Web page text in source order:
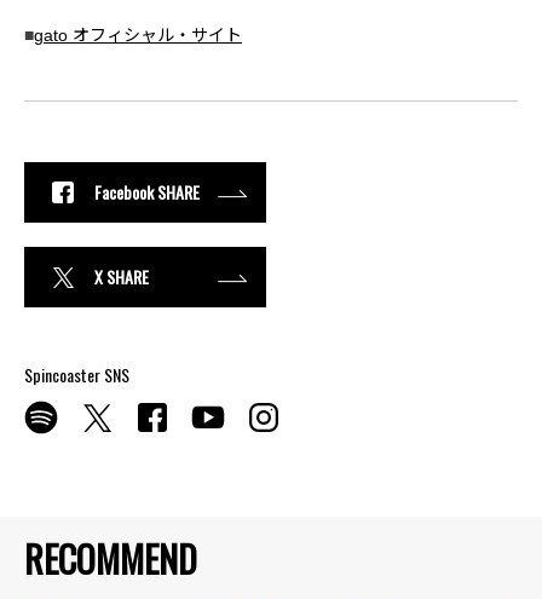
RECOMMEND
■gato オフィシャル・サイト
Facebook SHARE
X SHARE
Spincoaster SNS